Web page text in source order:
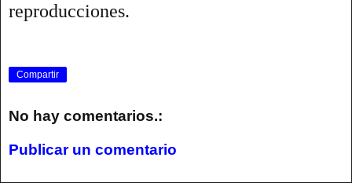
reproducciones.
Compartir
No hay comentarios.:
Publicar un comentario